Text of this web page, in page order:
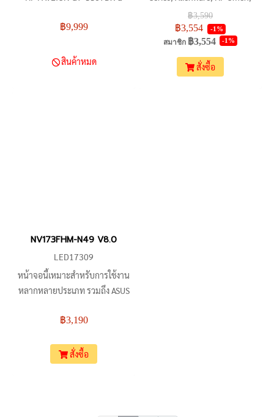
฿9,999
สินค้าหมด
Acer Predator Helios, Acer
Predator Triton, Lenovo
Legion, MSI
฿3,590
฿3,554 -1%
สมาชิก ฿3,554 -1%
สั่งซื้อ
NV173FHM-N49 V8.0
LED17309
หน้าจอนี้เหมาะสำหรับการใช้งาน
หลากหลายประเภท รวมถึง ASUS
Gaming FX705, Acer Nitro 5,
เท่านั้น
฿3,190
สั่งซื้อ